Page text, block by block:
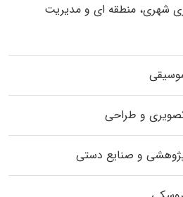
شهری، منطقه‌ ای و مدیریت
و طراحی
و صنایع دستی